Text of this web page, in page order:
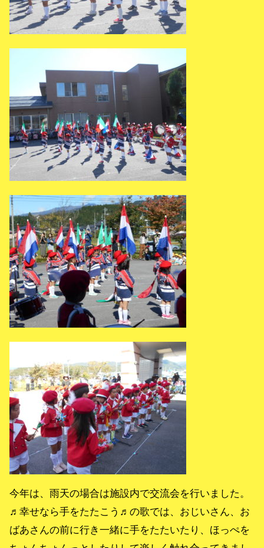
今年は、雨天の場合は施設内で交流会を行いました。
♬幸せなら手をたたこう♬の歌では、おじいさん、お
ばあさんの前に行き一緒に手をたたいたり、ほっぺを